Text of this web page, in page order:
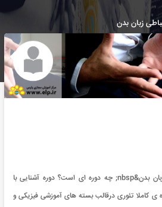
زبان بدن
دوره آشنایی با تکنیک ارتباطی زبان بدن&nbsp; چه دوره ای است؟ دوره آشنایی با
ی کاملا تئوری درقالب بسته های آموزشی فیزیکی و